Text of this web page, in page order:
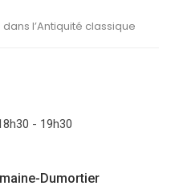
l’Antiquité classique
- 19h30
Dumortier